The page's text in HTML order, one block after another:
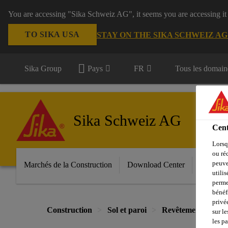
You are accessing "Sika Schweiz AG", it seems you are
TO SIKA USA STAY ON THE SIKA SCHWEIZ
Sika Group Pays FR Tous les
Sika Schweiz AG
Marchés de la Construction Download Center Services
Construction Sol et paroi Revêtements
ou
sur
les